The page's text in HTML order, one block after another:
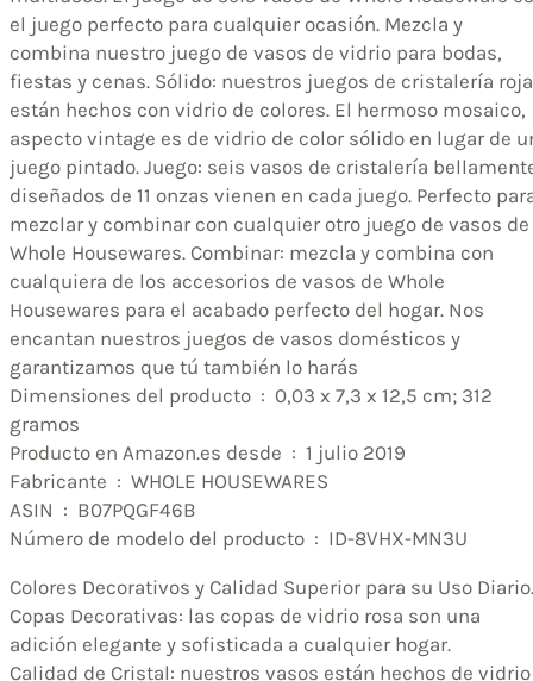
el juego perfecto para cualquier ocasión. Mezcla y
combina nuestro juego de vasos de vidrio para bodas,
fiestas y cenas. Sólido: nuestros juegos de cristalería roja
están hechos con vidrio de colores. El hermoso mosaico,
aspecto vintage es de vidrio de color sólido en lugar de
juego pintado. Juego: seis vasos de cristalería
diseñados de 11 onzas vienen en cada juego. Perfecto
mezclar y combinar con cualquier otro juego de vasos de
Whole Housewares. Combinar: mezcla y combina con
cualquiera de los accesorios de vasos de Whole
Housewares para el acabado perfecto del hogar. Nos
encantan nuestros juegos de vasos domésticos y
garantizamos que tú también lo harás
Dimensiones del producto ‏ : ‎ 0,03 x 7,3 x 12,5 cm; 312
gramos
Producto en Amazon.es desde ‏ : ‎ 1 julio 2019
Fabricante ‏ : ‎ WHOLE HOUSEWARES
ASIN ‏ : ‎ B07PQGF46B
Número de modelo del producto ‏ : ‎ ID-8VHX-MN3U
Colores Decorativos y Calidad Superior para su Uso Diario.
Copas Decorativas: las copas de vidrio rosa son una
adición elegante y sofisticada a cualquier hogar.
Calidad de Cristal: nuestros vasos están hechos de vidrio